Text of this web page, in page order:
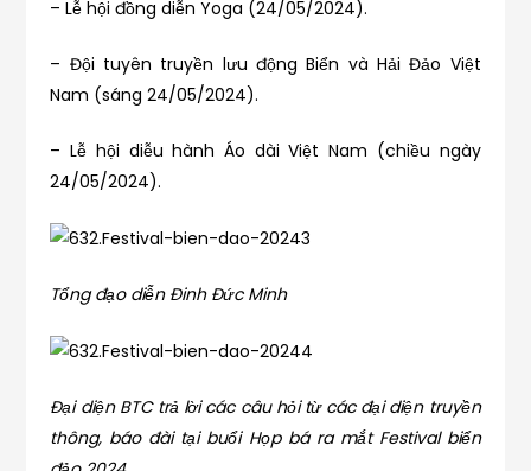
– Lễ hội đồng diễn Yoga (24/05/2024).
– Đội tuyên truyền lưu động Biển và Hải Đảo Việt
Nam (sáng 24/05/2024).
– Lễ hội diễu hành Áo dài Việt Nam (chiều ngày
24/05/2024).
Tổng đạo diễn Đinh Đức Minh
Đại diện BTC trả lời các câu hỏi từ các đại diện truyền
thông, báo đài tại buổi Họp bá ra mắt Festival biển